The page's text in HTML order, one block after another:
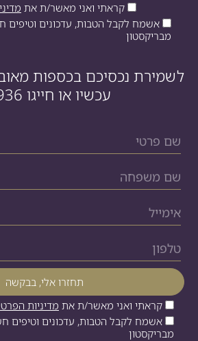
קראתי ואני מאשר/ת את
אשמח לקבל הטבות, עדכונים וטיפים
מבריקסטון
עכשיו או חייגו
קראתי ואני מאשר/ת את מדיניות
אשמח לקבל הטבות, עדכונים וטיפים
מבריקסטון